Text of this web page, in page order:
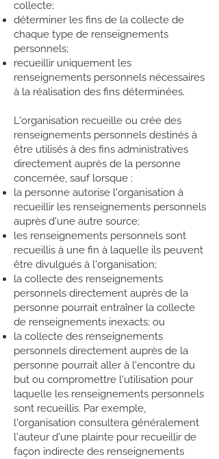
collecte;
déterminer les fins de la collecte de
chaque type de renseignements
personnels;
recueillir uniquement les
renseignements personnels nécessaires
à la réalisation des fins déterminées.
L'organisation recueille ou crée des
renseignements personnels destinés à
être utilisés à des fins administratives
directement auprès de la personne
concernée, sauf lorsque :
la personne autorise l'organisation à
recueillir les renseignements personnels
auprès d'une autre source;
les renseignements personnels sont
recueillis à une fin à laquelle ils peuvent
être divulgués à l'organisation;
la collecte des renseignements
personnels directement auprès de la
personne pourrait entraîner la collecte
de renseignements inexacts; ou
la collecte des renseignements
personnels directement auprès de la
personne pourrait aller à l'encontre du
but ou compromettre l'utilisation pour
laquelle les renseignements personnels
sont recueillis. Par exemple,
l'organisation consultera généralement
l'auteur d'une plainte pour recueillir de
façon indirecte des renseignements